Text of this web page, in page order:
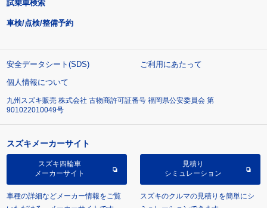
試乗車検索
車検/点検/整備予約
安全データシート(SDS)
ご利用にあたって
個人情報について
九州スズキ販売 株式会社 古物商許可証番号 福岡県公安委員会 第
901022010049号
スズキメーカーサイト
スズキ四輪車
メーカーサイト
車種の詳細などメーカー情報をご覧
見積り
シミュレーション
スズキのクルマの見積りを簡単にシ